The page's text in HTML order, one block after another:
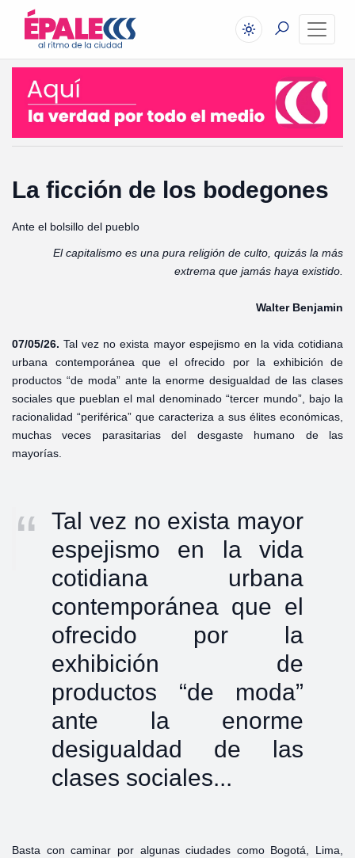
La ficción de los bodegones
Ante el bolsillo del pueblo
El capitalismo es una pura religión de culto, quizás la más
extrema que jamás haya existido.
Walter Benjamin
07/05/26. Tal vez no exista mayor espejismo en la vida cotidiana
urbana contemporánea que el ofrecido por la exhibición de
productos “de moda” ante la enorme desigualdad de las clases
sociales que pueblan el mal denominado “tercer mundo”, bajo la
racionalidad “periférica” que caracteriza a sus élites económicas,
muchas veces parasitarias del desgaste humano de las
mayorías.
Tal vez no exista mayor
espejismo en la vida
cotidiana urbana
contemporánea que el
ofrecido por la
exhibición de
productos “de moda”
ante la enorme
desigualdad de las
clases sociales...
Basta con caminar por algunas ciudades como Bogotá, Lima,